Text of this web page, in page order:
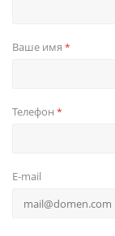
Ваше имя *
Телефон *
E-mail